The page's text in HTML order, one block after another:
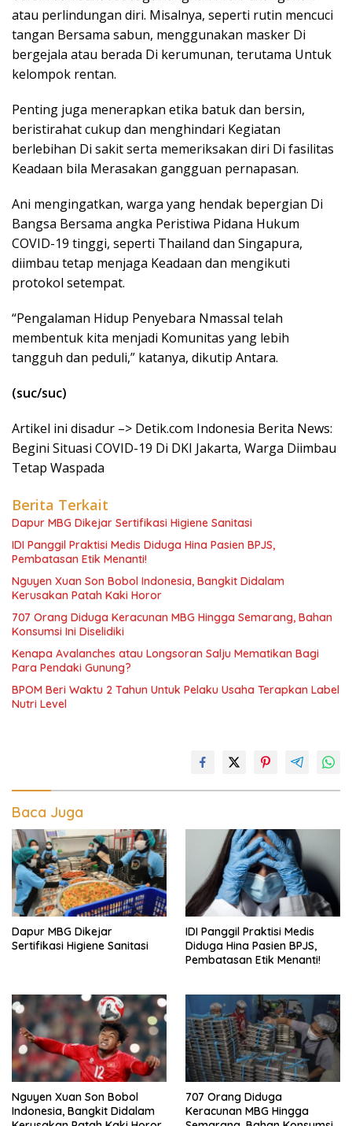
atau perlindungan diri. Misalnya, seperti rutin mencuci
tangan Bersama sabun, menggunakan masker Di
bergejala atau berada Di kerumunan, terutama Untuk
kelompok rentan.
Penting juga menerapkan etika batuk dan bersin,
beristirahat cukup dan menghindari Kegiatan
berlebihan Di sakit serta memeriksakan diri Di fasilitas
Keadaan bila Merasakan gangguan pernapasan.
Ani mengingatkan, warga yang hendak bepergian Di
Bangsa Bersama angka Peristiwa Pidana Hukum
COVID-19 tinggi, seperti Thailand dan Singapura,
diimbau tetap menjaga Keadaan dan mengikuti
protokol setempat.
“Pengalaman Hidup Penyebara Nmassal telah
membentuk kita menjadi Komunitas yang lebih
tangguh dan peduli,” katanya, dikutip Antara.
(suc/suc)
Artikel ini disadur –> Detik.com Indonesia Berita News:
Begini Situasi COVID-19 Di DKI Jakarta, Warga Diimbau
Tetap Waspada
Berita Terkait
Dapur MBG Dikejar Sertifikasi Higiene Sanitasi
IDI Panggil Praktisi Medis Diduga Hina Pasien BPJS,
Pembatasan Etik Menanti!
Nguyen Xuan Son Bobol Indonesia, Bangkit Didalam
Kerusakan Patah Kaki Horor
707 Orang Diduga Keracunan MBG Hingga Semarang, Bahan
Konsumsi Ini Diselidiki
Kenapa Avalanches atau Longsoran Salju Mematikan Bagi
Para Pendaki Gunung?
BPOM Beri Waktu 2 Tahun Untuk Pelaku Usaha Terapkan Label
Nutri Level
Baca Juga
Dapur MBG Dikejar
Sertifikasi Higiene Sanitasi
IDI Panggil Praktisi Medis
Diduga Hina Pasien BPJS,
Pembatasan Etik Menanti!
Nguyen Xuan Son Bobol
Indonesia, Bangkit Didalam
707 Orang Diduga
Keracunan MBG Hingga